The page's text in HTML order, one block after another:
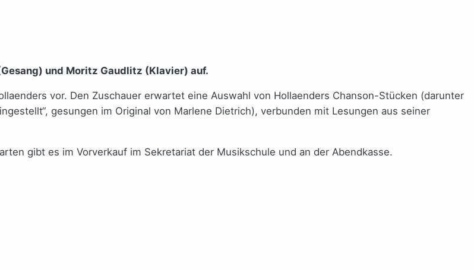
und Moritz Gaudlitz (Klavier) auf.
vor. Den Zuschauer erwartet eine Auswahl von Hollaenders Chanson-Stücken (darunter
gesungen im Original von Marlene Dietrich), verbunden mit Lesungen aus seiner
gibt es im Vorverkauf im Sekretariat der Musikschule und an der Abendkasse.